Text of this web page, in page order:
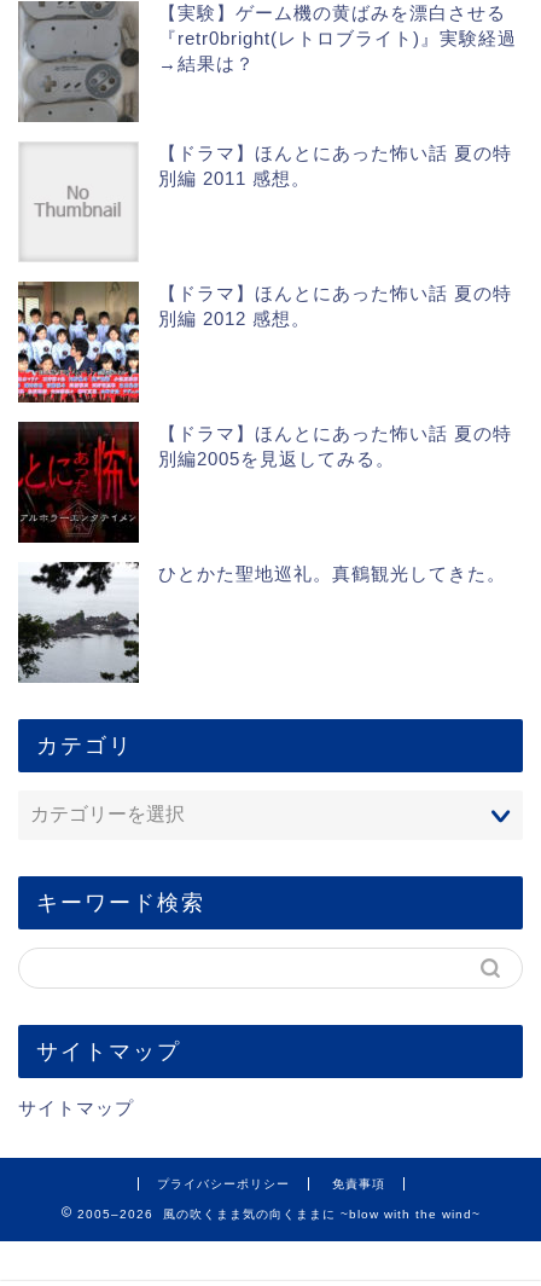
【実験】ゲーム機の黄ばみを漂白させる
『retr0bright(レトロブライト)』実験経過
→結果は？
【ドラマ】ほんとにあった怖い話 夏の特
別編 2011 感想。
【ドラマ】ほんとにあった怖い話 夏の特
別編 2012 感想。
【ドラマ】ほんとにあった怖い話 夏の特
別編2005を見返してみる。
ひとかた聖地巡礼。真鶴観光してきた。
カテゴリ
キーワード検索
サイトマップ
サイトマップ
プライバシーポリシー 免責事項
2005–2026 風の吹くまま気の向くままに ~blow with the wind~